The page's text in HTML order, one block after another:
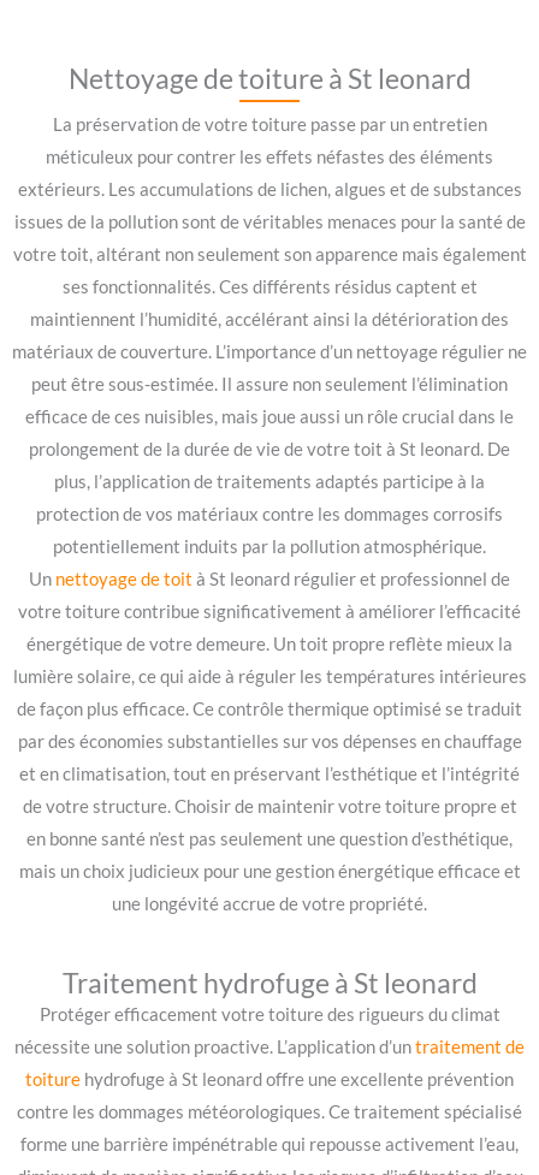
Nettoyage de toiture à St leonard
La préservation de votre toiture passe par un entretien
méticuleux pour contrer les effets néfastes des éléments
extérieurs. Les accumulations de lichen, algues et de substances
issues de la pollution sont de véritables menaces pour la santé de
votre toit, altérant non seulement son apparence mais également
ses fonctionnalités. Ces différents résidus captent et
maintiennent l’humidité, accélérant ainsi la détérioration des
matériaux de couverture. L’importance d’un nettoyage régulier ne
peut être sous-estimée. Il assure non seulement l’élimination
efficace de ces nuisibles, mais joue aussi un rôle crucial dans le
prolongement de la durée de vie de votre toit à St leonard. De
plus, l’application de traitements adaptés participe à la
protection de vos matériaux contre les dommages corrosifs
potentiellement induits par la pollution atmosphérique.
Un nettoyage de toit à St leonard régulier et professionnel de
votre toiture contribue significativement à améliorer l’efficacité
énergétique de votre demeure. Un toit propre reflète mieux la
lumière solaire, ce qui aide à réguler les températures intérieures
de façon plus efficace. Ce contrôle thermique optimisé se traduit
par des économies substantielles sur vos dépenses en chauffage
et en climatisation, tout en préservant l’esthétique et l’intégrité
de votre structure. Choisir de maintenir votre toiture propre et
en bonne santé n’est pas seulement une question d’esthétique,
mais un choix judicieux pour une gestion énergétique efficace et
une longévité accrue de votre propriété.
Traitement hydrofuge à St leonard
Protéger efficacement votre toiture des rigueurs du climat
nécessite une solution proactive. L’application d’untraitement de
toiture hydrofuge à St leonard offre une excellente prévention
contre les dommages météorologiques. Ce traitement spécialisé
forme une barrière impénétrable qui repousse activement l’eau,